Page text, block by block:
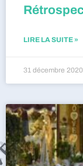
LIRE LA SUITE »
31 décembre 2020